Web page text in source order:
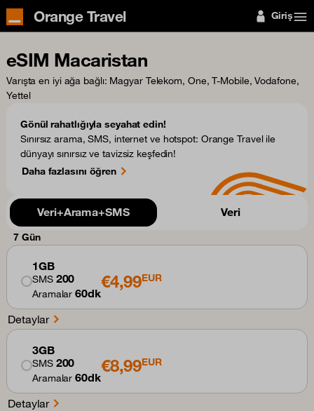
Orange Travel Giriş
eSIM Macaristan
Varışta en iyi ağa bağlı: Magyar Telekom, One, T-Mobile, Vodafone,
Yettel
Gönül rahatlığıyla seyahat edin!
Sınırsız arama, SMS, internet ve hotspot: Orange Travel ile
dünyayı sınırsız ve tavizsiz keşfedin!
Daha fazlasını öğren
Veri+Arama+SMS Veri
7 Gün
1GB
SMS 200
Aramalar60dk
€4,99EUR
Detaylar
3GB
SMS 200
Aramalar60dk
€8,99EUR
Detaylar